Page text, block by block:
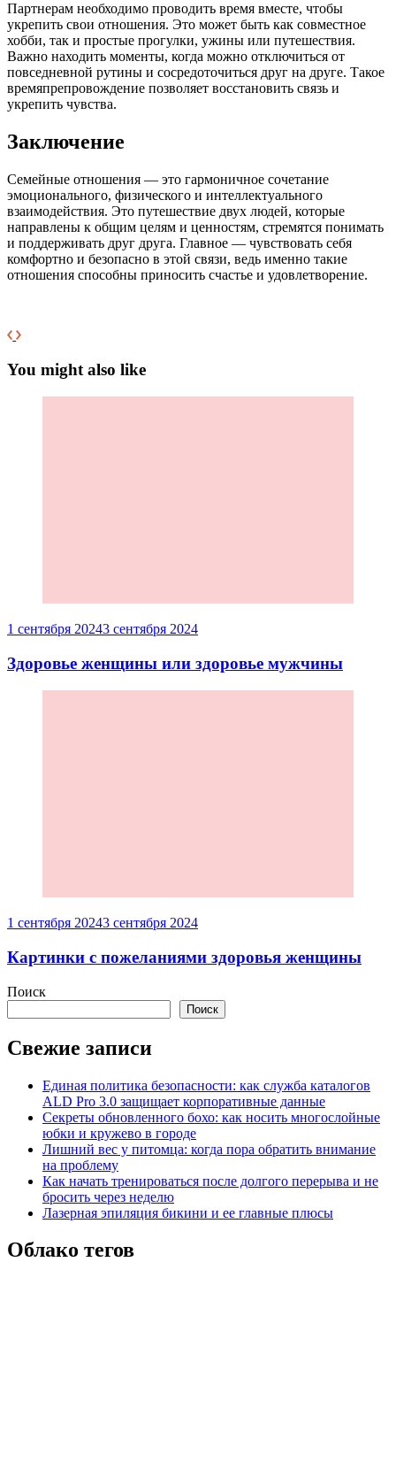
Партнерам необходимо проводить время вместе, чтобы
укрепить свои отношения. Это может быть как совместное
хобби, так и простые прогулки, ужины или путешествия.
Важно находить моменты, когда можно отключиться от
повседневной рутины и сосредоточиться друг на друге. Такое
времяпрепровождение позволяет восстановить связь и
укрепить чувства.
Заключение
Семейные отношения — это гармоничное сочетание
эмоционального, физического и интеллектуального
взаимодействия. Это путешествие двух людей, которые
направлены к общим целям и ценностям, стремятся понимать
и поддерживать друг друга. Главное — чувствовать себя
комфортно и безопасно в этой связи, ведь именно такие
отношения способны приносить счастье и удовлетворение.
You might also like
1 сентября 20243 сентября 2024
Здоровье женщины или здоровье мужчины
1 сентября 20243 сентября 2024
Картинки с пожеланиями здоровья женщины
Поиск
Поиск
Свежие записи
Единая политика безопасности: как служба каталогов
ALD Pro 3.0 защищает корпоративные данные
Секреты обновленного бохо: как носить многослойные
юбки и кружево в городе
Лишний вес у питомца: когда пора обратить внимание
на проблему
Как начать тренироваться после долгого перерыва и не
бросить через неделю
Лазерная эпиляция бикини и ее главные плюсы
Облако тегов